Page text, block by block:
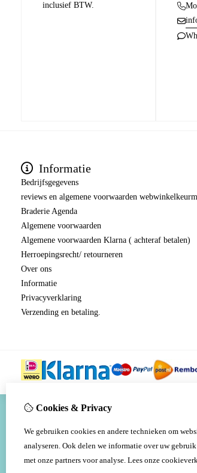
inclusief BTW.
Informatie
Bedrijfsgegevens
reviews en algemene voorwaarden
Braderie Agenda
Algemene voorwaarden
Algemene voorwaarden Klarna ( achteraf betalen)
Herroepingsrecht/ retourneren
Over ons
Informatie
Privacyverklaring
Verzending en betaling.
Cookies & Privacy
We gebruiken cookies en andere technieken om
analyseren. Ook delen we informatie over uw
met onze partners voor analyse. Lees onze